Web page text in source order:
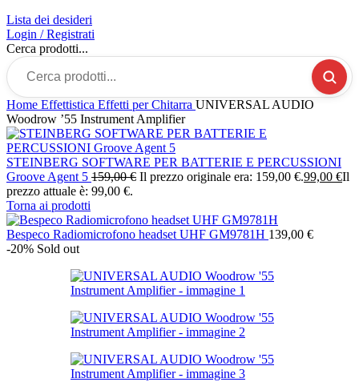
Lista dei desideri
Login / Registrati
Cerca prodotti...
Home Effettistica Effetti per Chitarra UNIVERSAL AUDIO
Woodrow ’55 Instrument Amplifier
STEINBERG SOFTWARE PER BATTERIE E PERCUSSIONI
Groove Agent 5 159,00€ Il prezzo originale era: 159,00 €.99,00 €Il
prezzo attuale è: 99,00 €.
Torna ai prodotti
Bespeco Radiomicrofono headset UHF GM9781H 139,00 €
-20% Sold out